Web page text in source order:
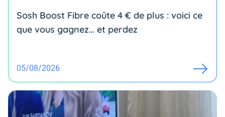
Sosh Boost Fibre coûte 4 € de plus : voici ce
que vous gagnez… et perdez
05/08/2026